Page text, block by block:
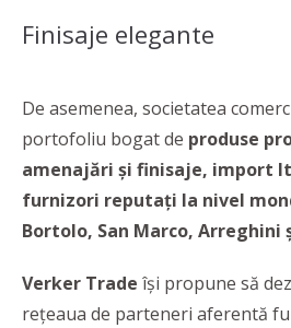
Finisaje elegante
De asemenea, societatea
portofoliu bogat de produse
amenajări şi finisaje, import
furnizori reputaţi la nivel
Bortolo, San Marco, Arreghini
Verker Trade își propune să
rețeaua de parteneri aferentă